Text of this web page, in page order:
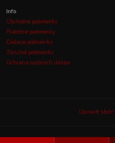
Info
Obchodné podmienky
Platobné podmienky
Dodacie podmienky
Záručné podmienky
Ochrana osobných údajov
Upravit sběr
© 2003-2026GASTROLUX,